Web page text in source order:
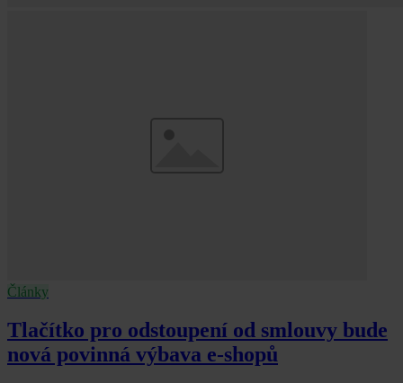
Články
Tlačítko pro odstoupení od smlouvy bude
nová povinná výbava e-shopů